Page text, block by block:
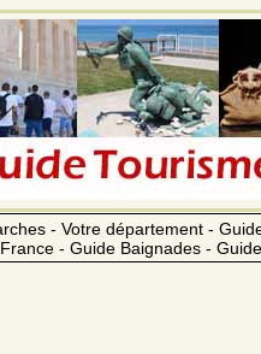
- Votre département -
- Guide Baignades -